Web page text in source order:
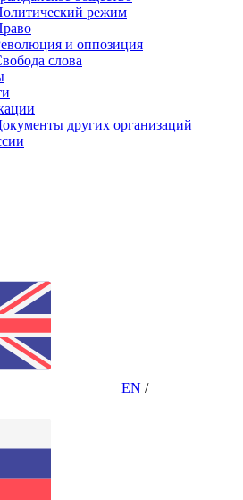
режим
и оппозиция
слова
других организаций
EN /